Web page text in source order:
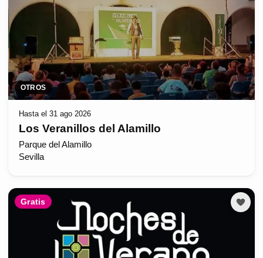
OTROS
Hasta el 31 ago 2026
Los Veranillos del Alamillo
Parque del Alamillo
Sevilla
Gratis